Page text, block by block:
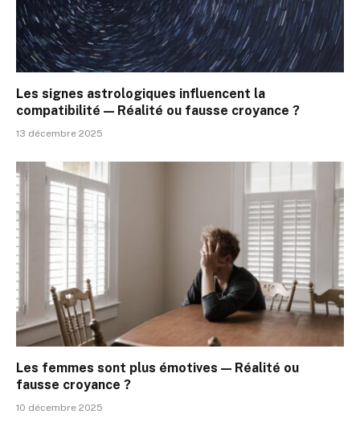
Les signes astrologiques influencent la
compatibilité — Réalité ou fausse croyance ?
13 décembre 2025
Les femmes sont plus émotives — Réalité ou
fausse croyance ?
10 décembre 2025